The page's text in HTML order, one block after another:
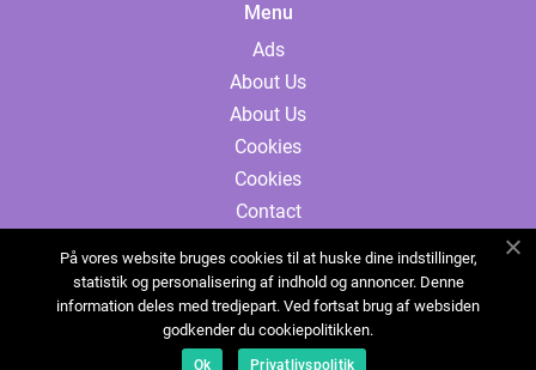
Menu
Ads
About Us
About Us
Cookies
Cookies
Contact
Sitemap
Sitemap
Ads
På vores website bruges cookies til at huske dine indstillinger,
statistik og personalisering af indhold og annoncer. Denne
information deles med tredjepart. Ved fortsat brug af websiden
godkender du cookiepolitikken.
Ok Privatlivspolitik